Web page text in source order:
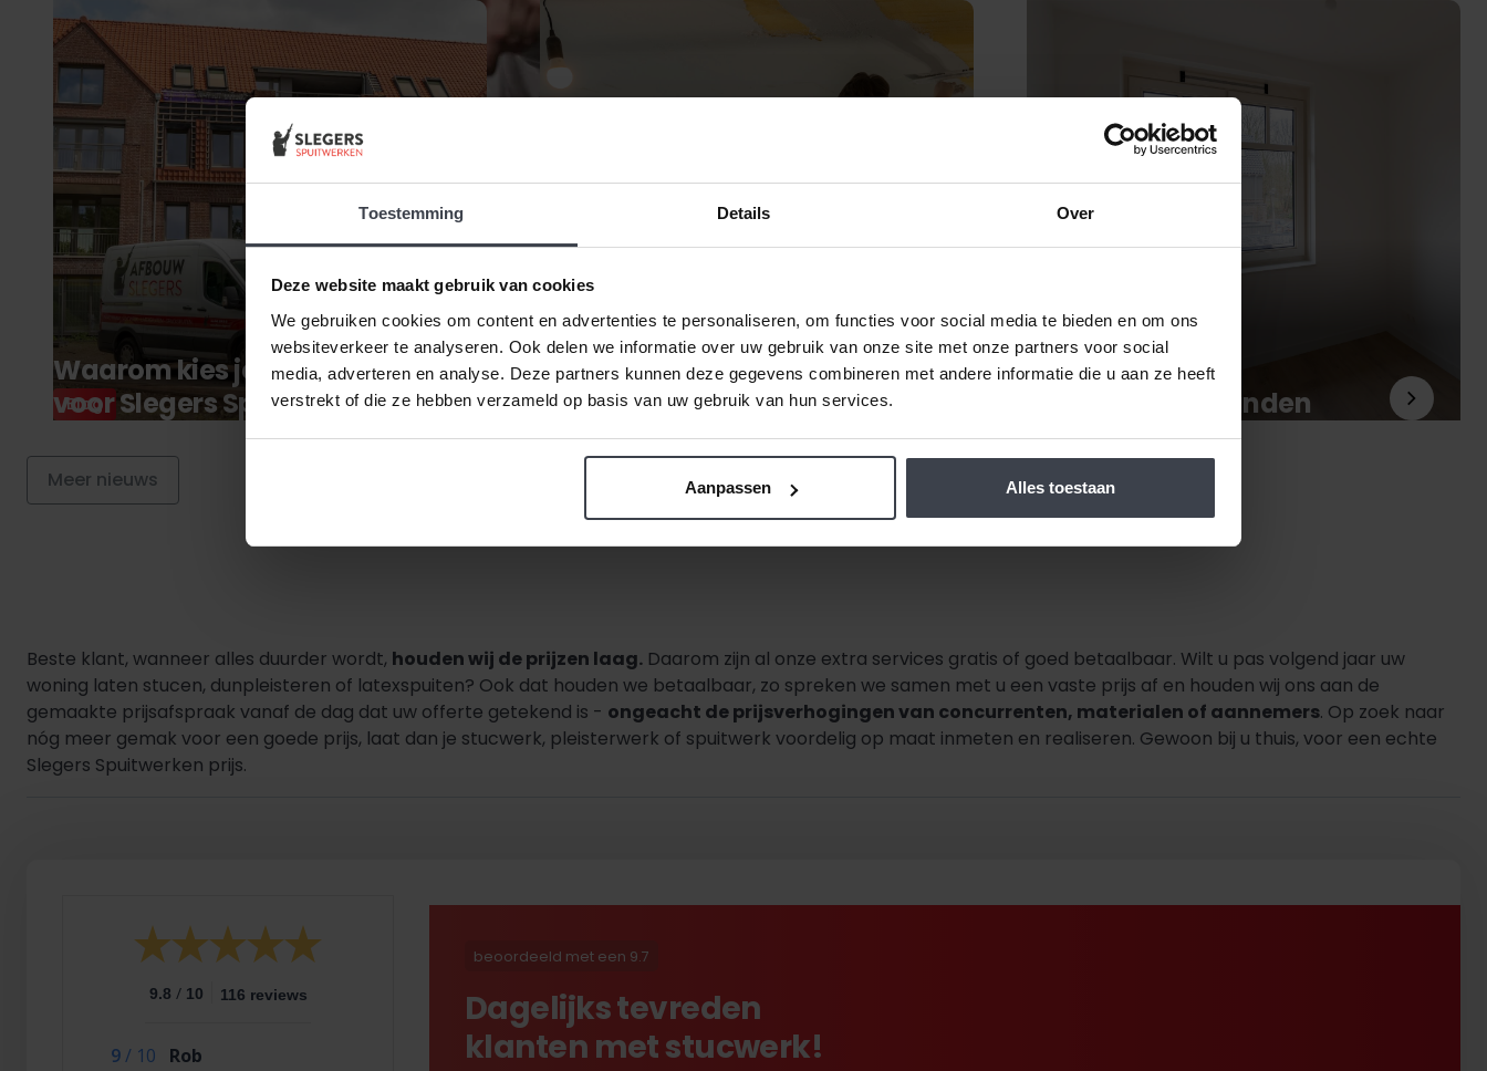
Toestemming Details Over
Deze website maakt gebruik van cookies
We gebruiken cookies om content en advertenties te personaliseren, om functies voor social media te bieden en om ons
websiteverkeer te analyseren. Ook delen we informatie over uw gebruik van onze site met onze partners voor social
media, adverteren en analyse. Deze partners kunnen deze gegevens combineren met andere informatie die u aan ze heeft
verstrekt of die ze hebben verzameld op basis van uw gebruik van hun services.
Aanpassen Alles toestaan
Blog
Waarom kies je nou écht
voor Slegers Spuitwerken?
Blog
Wachttijd stukadoor Behangklare wanden
Meer nieuws
Beste klant, wanneer alles duurder wordt, houden wij de prijzen laag. Daarom zijn al onze extra services gratis of goed betaalbaar. Wilt u pas volgend jaar uw
woning laten stucen, dunpleisteren of latexspuiten? Ook dat houden we betaalbaar, zo spreken we samen met u een vaste prijs af en houden wij ons aan de
gemaakte prijsafspraak vanaf de dag dat uw offerte getekend is - ongeacht de prijsverhogingen van concurrenten, materialen of aannemers. Op zoek naar
nóg meer gemak voor een goede prijs, laat dan je stucwerk, pleisterwerk of spuitwerk voordelig op maat inmeten en realiseren. Gewoon bij u thuis, voor een echte
Slegers Spuitwerken prijs.
9.8 / 10 116 reviews
9/ 10
Rob
beoordeeld met een 9.7
Dagelijks tevreden
klanten met stucwerk!